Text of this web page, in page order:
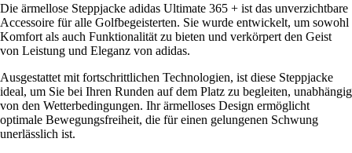
Die ärmellose Steppjacke adidas Ultimate 365 + ist das unverzichtbare
Accessoire für alle Golfbegeisterten. Sie wurde entwickelt, um sowohl
Komfort als auch Funktionalität zu bieten und verkörpert den Geist
von Leistung und Eleganz von adidas.
Ausgestattet mit fortschrittlichen Technologien, ist diese Steppjacke
ideal, um Sie bei Ihren Runden auf dem Platz zu begleiten, unabhängig
von den Wetterbedingungen. Ihr ärmelloses Design ermöglicht
optimale Bewegungsfreiheit, die für einen gelungenen Schwung
unerlässlich ist.